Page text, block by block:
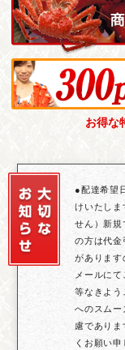
お得な
●配達希望
けいたしま
せん）新
の方は代
がありま
メールに
等なきよ
へのスム
慮であり
くお願い